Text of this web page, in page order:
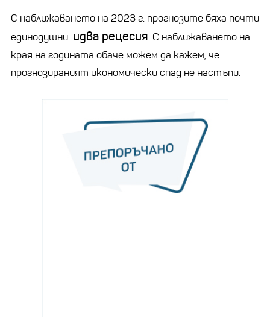
С наближаването на 2023 г. прогнозите бяха почти
единодушни: идва рецесия. С наближаването на
края на годината обаче можем да кажем, че
прогнозираният икономически спад не настъпи.